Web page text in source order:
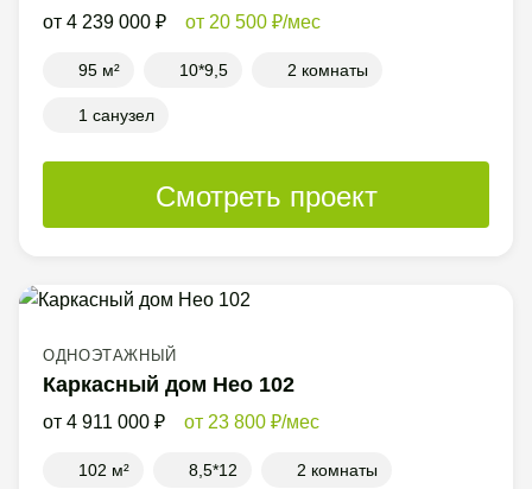
4 239 000 20 500 /мес
95 м² 10*9,5 2 комнаты
1 санузел
Смотреть проект
ОДНОЭТАЖНЫЙ
Каркасный дом Нео 102
4 911 000 23 800 /мес
102 м² 8,5*12 2 комнаты